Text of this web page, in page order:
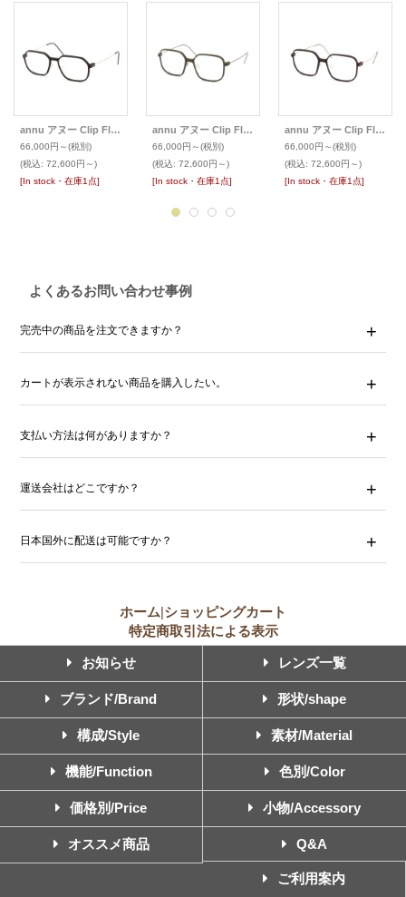
annu アヌー Clip Float メガネ Square 26 M 金属アームパット
66,000円～(税別)
(税込: 72,600円～)
[In stock・在庫1点]
annu アヌー Clip Float メガネ Square 17 M 金属アームパット
66,000円～(税別)
(税込: 72,600円～)
[In stock・在庫1点]
annu アヌー Clip Float メガネ Square 17 M 金属アームパット
66,000円～(税別)
(税込: 72,600円～)
[In stock・在庫1点]
よくあるお問い合わせ事例
完売中の商品を注文できますか？
カートが表示されない商品を購入したい。
支払い方法は何がありますか？
運送会社はどこですか？
日本国外に配送は可能ですか？
ホーム|ショッピングカート
特定商取引法による表示
お知らせ レンズ一覧
ブランド/Brand 形状/shape
構成/Style 素材/Material
機能/Function 色別/Color
価格別/Price 小物/Accessory
オススメ商品 Q&A
ご利用案内